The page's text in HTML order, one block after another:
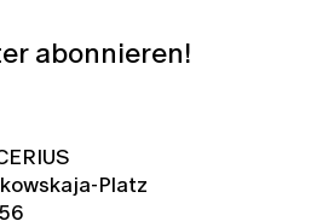
abonnieren!
Platz